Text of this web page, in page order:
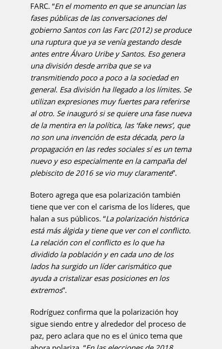
FARC. “En el momento en que se anuncian las
fases públicas de las conversaciones del
gobierno Santos con las Farc (2012) se produce
una ruptura que ya se venía gestando desde
antes entre Álvaro Uribe y Santos. Eso genera
una división desde arriba que se va
transmitiendo poco a poco a la sociedad en
general. Esa división ha llegado a los límites. Se
utilizan expresiones muy fuertes para referirse
al otro. Se inauguró si se quiere una fase nueva
de la mentira en la política, las ‘fake news’, que
no son una invención de esta década, pero la
propagación en las redes sociales sí es un tema
nuevo y eso especialmente en la campaña del
plebiscito de 2016 se vio muy claramente”.
Botero agrega que esa polarización también
tiene que ver con el carisma de los líderes, que
halan a sus públicos. “La polarización histórica
está más álgida y tiene que ver con el conflicto.
La relación con el conflicto es lo que ha
dividido la población y en cada uno de los
lados ha surgido un líder carismático que
ayuda a cristalizar esas posiciones en los
extremos”.
Rodríguez confirma que la polarización hoy
sigue siendo entre y alrededor del proceso de
paz, pero aclara que no es el único tema que